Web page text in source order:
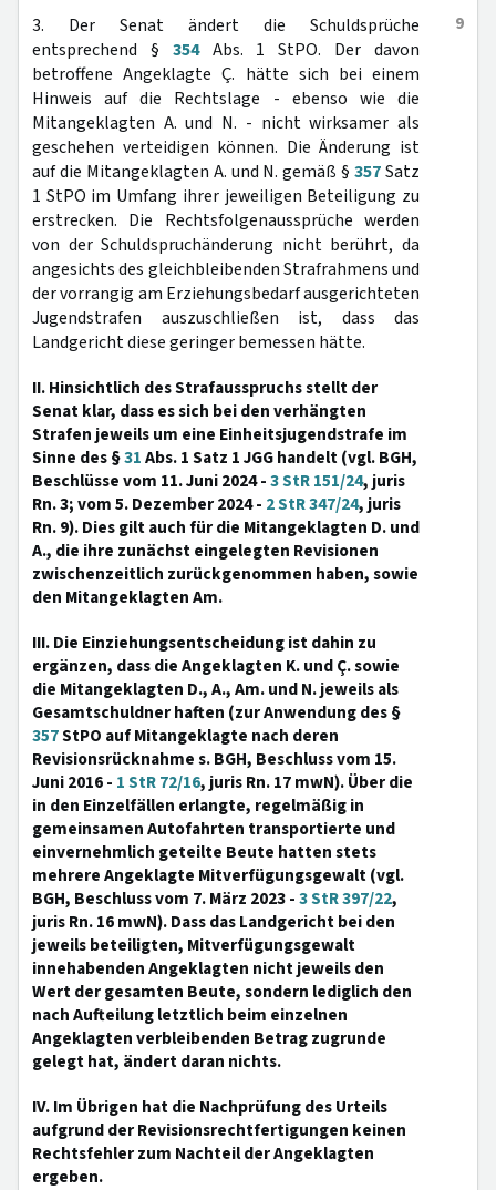
9
3. Der Senat ändert die Schuldsprüche
entsprechend § 354Abs. 1 StPO. Der davon
betroffene Angeklagte Ç. hätte sich bei einem
Hinweis auf die Rechtslage - ebenso wie die
Mitangeklagten A. und N. - nicht wirksamer als
geschehen verteidigen können. Die Änderung ist
auf die Mitangeklagten A. und N. gemäß §357Satz
1 StPO im Umfang ihrer jeweiligen Beteiligung zu
erstrecken. Die Rechtsfolgenaussprüche werden
von der Schuldspruchänderung nicht berührt, da
angesichts des gleichbleibenden Strafrahmens und
der vorrangig am Erziehungsbedarf ausgerichteten
Jugendstrafen auszuschließen ist, dass das
Landgericht diese geringer bemessen hätte.
II. Hinsichtlich des Strafausspruchs stellt der
Senat klar, dass es sich bei den verhängten
Strafen jeweils um eine Einheitsjugendstrafe im
Sinne des §31Abs. 1 Satz 1 JGG handelt (vgl. BGH,
Beschlüsse vom 11. Juni 2024 -3 StR 151/24, juris
Rn. 3; vom 5. Dezember 2024 - 2 StR 347/24, juris
Rn. 9). Dies gilt auch für die Mitangeklagten D. und
A., die ihre zunächst eingelegten Revisionen
zwischenzeitlich zurückgenommen haben, sowie
den Mitangeklagten Am.
III. Die Einziehungsentscheidung ist dahin zu
ergänzen, dass die Angeklagten K. und Ç. sowie
die Mitangeklagten D., A., Am. und N. jeweils als
Gesamtschuldner haften (zur Anwendung des §
357StPO auf Mitangeklagte nach deren
Revisionsrücknahme s. BGH, Beschluss vom 15.
Juni 2016 - 1 StR 72/16, juris Rn. 17 mwN). Über die
in den Einzelfällen erlangte, regelmäßig in
gemeinsamen Autofahrten transportierte und
einvernehmlich geteilte Beute hatten stets
mehrere Angeklagte Mitverfügungsgewalt (vgl.
BGH, Beschluss vom 7. März 2023 -3 StR 397/22,
juris Rn. 16 mwN). Dass das Landgericht bei den
jeweils beteiligten, Mitverfügungsgewalt
innehabenden Angeklagten nicht jeweils den
Wert der gesamten Beute, sondern lediglich den
nach Aufteilung letztlich beim einzelnen
Angeklagten verbleibenden Betrag zugrunde
gelegt hat, ändert daran nichts.
IV. Im Übrigen hat die Nachprüfung des Urteils
aufgrund der Revisionsrechtfertigungen keinen
Rechtsfehler zum Nachteil der Angeklagten
ergeben.